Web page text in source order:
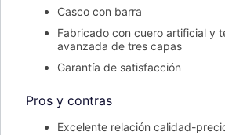
Casco con barra
Fabricado con cuero artificial y
avanzada de tres capas
Garantía de satisfacción
Pros y contras
Excelente relación calidad-